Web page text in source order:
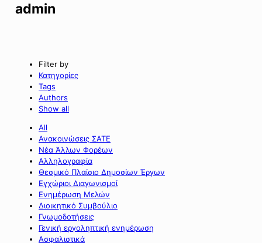
admin
Filter by
Κατηγορίες
Tags
Authors
Show all
All
Ανακοινώσεις ΣΑΤΕ
Νέα Άλλων Φορέων
Αλληλογραφία
Θεσμικό Πλαίσιο Δημοσίων Έργων
Εγχώριοι Διαγωνισμοί
Ενημέρωση Μελών
Διοικητικό Συμβούλιο
Γνωμοδοτήσεις
Γενική εργοληπτική ενημέρωση
Ασφαλιστικά